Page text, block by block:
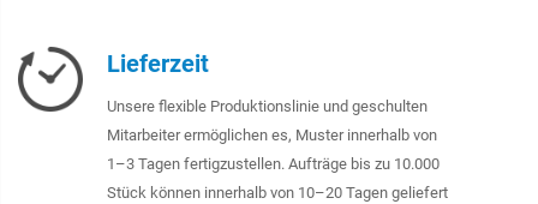
Lieferzeit
Unsere flexible Produktionslinie und geschulten
Mitarbeiter ermöglichen es, Muster innerhalb von
1–3 Tagen fertigzustellen. Aufträge bis zu 10.000
Stück können innerhalb von 10–20 Tagen geliefert